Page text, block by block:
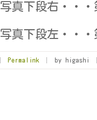
写真下段右・・
写真下段左・・
Permalink by higashi